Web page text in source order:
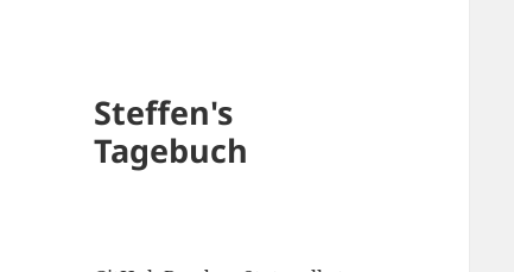
Steffen's
Tagebuch